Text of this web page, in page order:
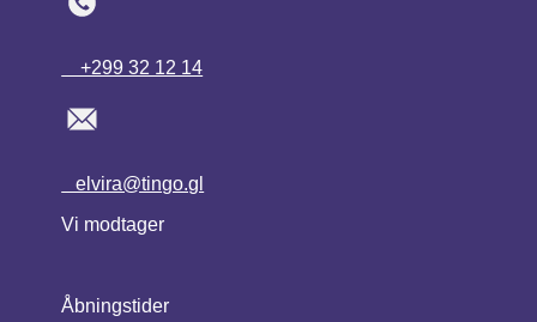
+299 32 12 14
elvira@tingo.gl
Vi modtager
Åbningstider